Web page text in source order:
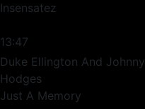
Insensatez
13:47
Duke Ellington And Johnny
Hodges
Just A Memory